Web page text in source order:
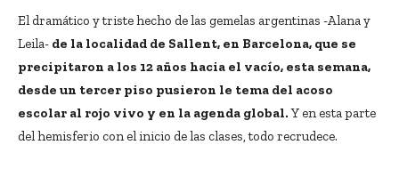
El dramático y triste hecho de las gemelas argentinas -Alana y
Leila- de la localidad de Sallent, en Barcelona, que se
precipitaron a los 12 años hacia el vacío, esta semana,
desde un tercer piso pusieron le tema del acoso
escolar al rojo vivo y en la agenda global.Y en esta parte
del hemisferio con el inicio de las clases, todo recrudece.